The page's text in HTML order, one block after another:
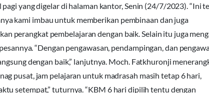
yang digelar di halaman kantor, Senin (24/7/2023). “Ini
kami imbau untuk memberikan pembinaan dan juga
perangkat pembelajaran dengan baik. Selain itu juga
“Dengan pengawasan, pendampingan, dan
dengan baik,” lanjutnya. Moch. Fatkhuronji
pusat, jam pelajaran untuk madrasah masih tetap 6 hari,
setempat,” tuturnya. “KBM 6 hari dipilih tentu dengan